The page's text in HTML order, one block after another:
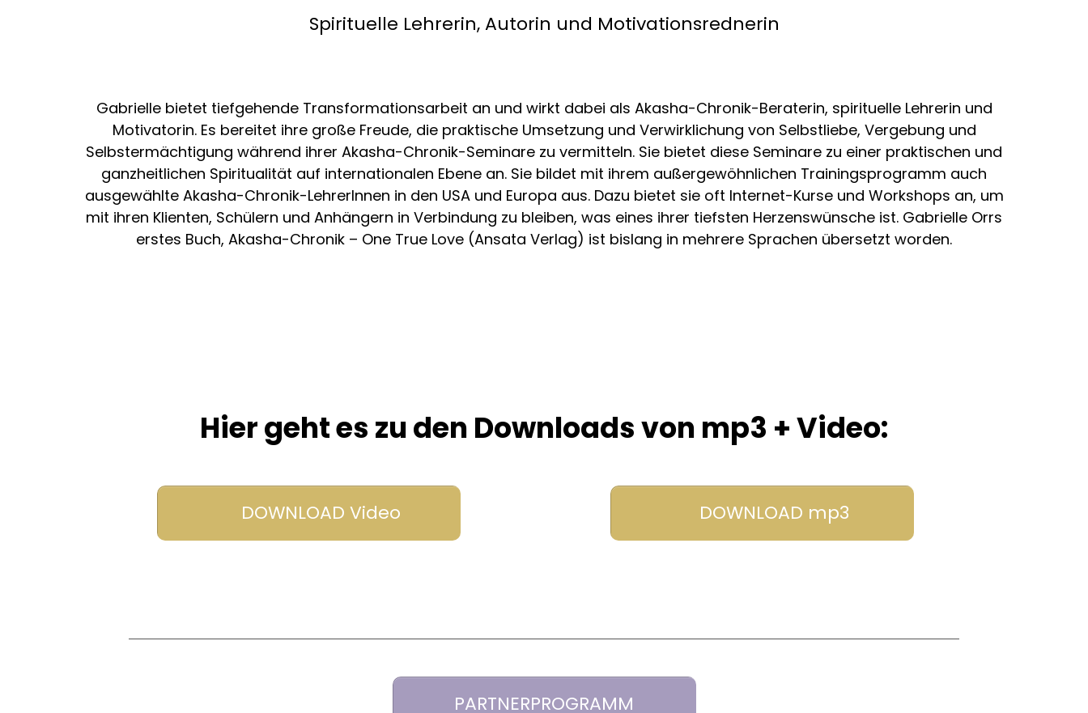
Spirituelle Lehrerin, Autorin und Motivationsrednerin
Gabrielle bietet tiefgehende Transformationsarbeit an und wirkt dabei als Akasha-Chronik-Beraterin, spirituelle Lehrerin und
Motivatorin. Es bereitet ihre große Freude, die praktische Umsetzung und Verwirklichung von Selbstliebe, Vergebung und
Selbstermächtigung während ihrer Akasha-Chronik-Seminare zu vermitteln. Sie bietet diese Seminare zu einer praktischen und
ganzheitlichen Spiritualität auf internationalen Ebene an. Sie bildet mit ihrem außergewöhnlichen Trainingsprogramm auch
ausgewählte Akasha-Chronik-LehrerInnen in den USA und Europa aus. Dazu bietet sie oft Internet-Kurse und Workshops an, um
mit ihren Klienten, Schülern und Anhängern in Verbindung zu bleiben, was eines ihrer tiefsten Herzenswünsche ist. Gabrielle Orrs
erstes Buch, Akasha-Chronik – One True Love (Ansata Verlag) ist bislang in mehrere Sprachen übersetzt worden.
Hier geht es zu den Downloads von mp3 + Video:
DOWNLOAD Video DOWNLOAD mp3
PARTNERPROGRAMM